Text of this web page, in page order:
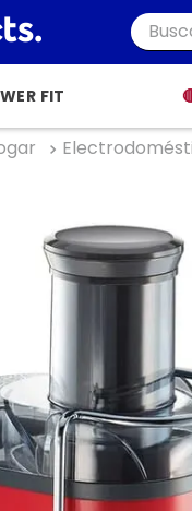
FIT
TÉRMINOS MÁS
2.
bienestar
nutri bullet
masajeador
hogar
happy yappers
9.
almohada
10. licuadora